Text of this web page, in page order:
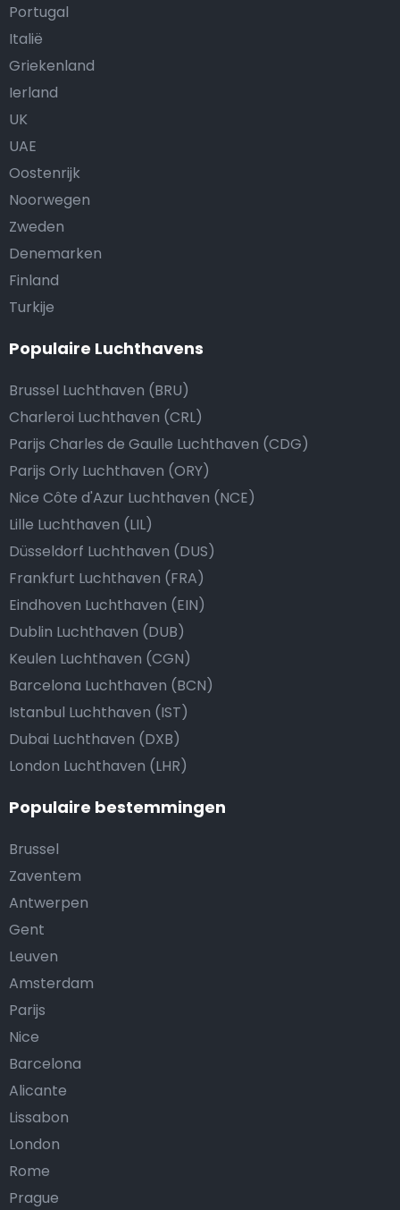
Portugal
Italië
Griekenland
Ierland
UK
UAE
Oostenrijk
Noorwegen
Zweden
Denemarken
Finland
Turkije
Populaire Luchthavens
Brussel Luchthaven (BRU)
Charleroi Luchthaven (CRL)
Parijs Charles de Gaulle Luchthaven (CDG)
Parijs Orly Luchthaven (ORY)
Nice Côte d'Azur Luchthaven (NCE)
Lille Luchthaven (LIL)
Düsseldorf Luchthaven (DUS)
Frankfurt Luchthaven (FRA)
Eindhoven Luchthaven (EIN)
Dublin Luchthaven (DUB)
Keulen Luchthaven (CGN)
Barcelona Luchthaven (BCN)
Istanbul Luchthaven (IST)
Dubai Luchthaven (DXB)
London Luchthaven (LHR)
Populaire bestemmingen
Brussel
Zaventem
Antwerpen
Gent
Leuven
Amsterdam
Parijs
Nice
Barcelona
Alicante
Lissabon
London
Rome
Prague